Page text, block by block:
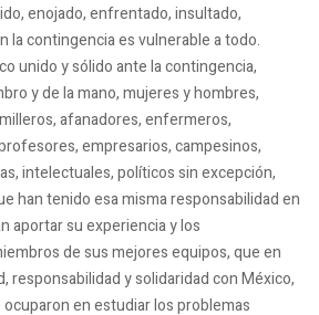
enojado, enfrentado, insultado,
la contingencia es vulnerable a todo.
unido y sólido ante la contingencia,
y de la mano, mujeres y hombres,
afanadores, enfermeros,
empresarios, campesinos,
intelectuales, políticos sin excepción,
han tenido esa misma responsabilidad en
aportar su experiencia y los
de sus mejores equipos, que en
responsabilidad y solidaridad con México,
en estudiar los problemas